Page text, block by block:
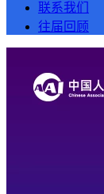
联系我们
往届回顾